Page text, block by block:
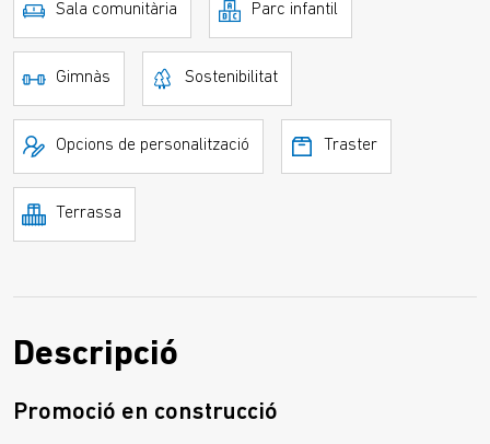
Sala comunitària Parc infantil
Gimnàs Sostenibilitat
Opcions de personalització Traster
Terrassa
Descripció
Promoció en construcció